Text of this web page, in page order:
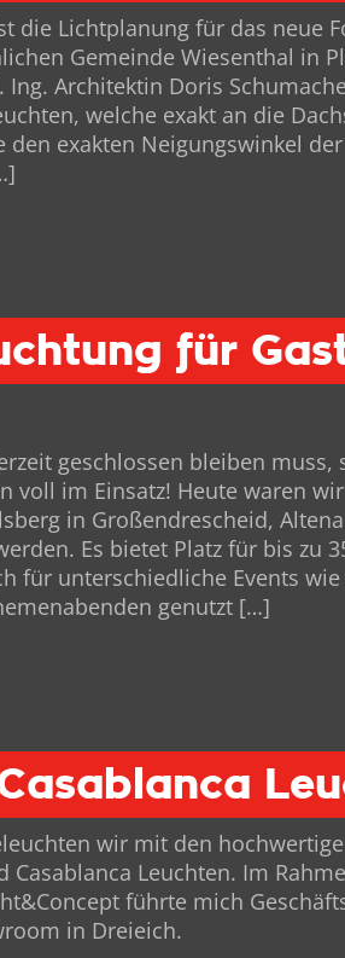
die Licht­pla­nung für das neue
Gemeinde Wiesen­thal in
Architek­tin Doris
welche exakt an die
exak­ten Nei­gungswinkel
für
geschlossen bleiben muss,
voll im Einsatz! Heute waren
in Großen­drescheid,
Es bietet Platz für bis zu
für unter­schiedliche Events
genutzt […]
wir mit den
Leucht­en. Im
führte mich
in Dreieich.